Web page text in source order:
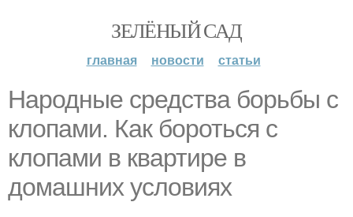
ЗЕЛЁНЫЙ САД
главная новости статьи
Народные средства борьбы с
клопами. Как бороться с
клопами в квартире в
домашних условиях